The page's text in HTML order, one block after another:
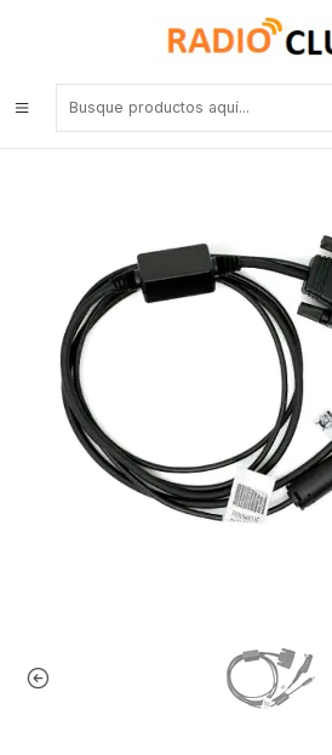
Motorola PMKN4013 Cable de
para DGP4150/4150/6150/6150/5000/